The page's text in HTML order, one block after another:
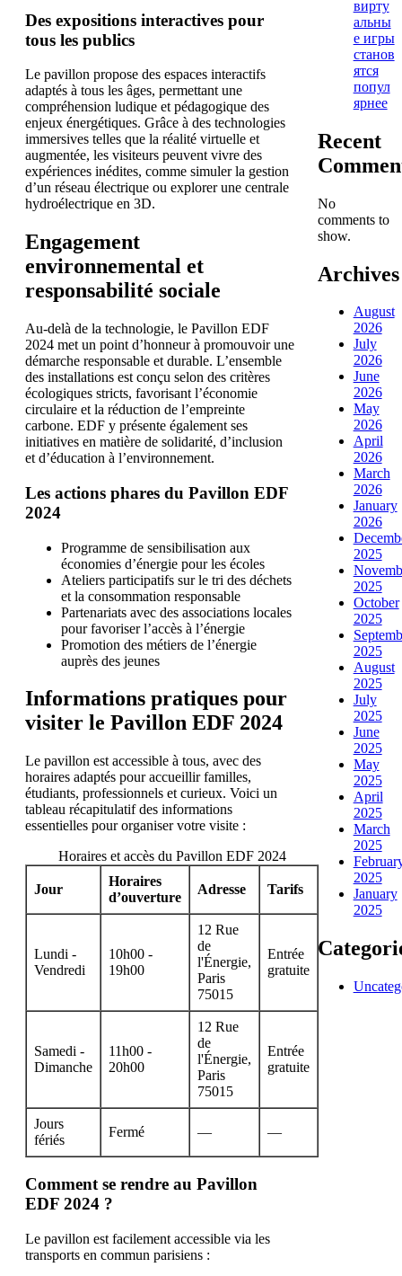
Des expositions interactives pour
tous les publics
Le pavillon propose des espaces interactifs
adaptés à tous les âges, permettant une
compréhension ludique et pédagogique des
enjeux énergétiques. Grâce à des technologies
immersives telles que la réalité virtuelle et
augmentée, les visiteurs peuvent vivre des
expériences inédites, comme simuler la gestion
d’un réseau électrique ou explorer une centrale
hydroélectrique en 3D.
Engagement
environnemental et
responsabilité sociale
Au-delà de la technologie, le Pavillon EDF
2024 met un point d’honneur à promouvoir une
démarche responsable et durable. L’ensemble
des installations est conçu selon des critères
écologiques stricts, favorisant l’économie
circulaire et la réduction de l’empreinte
carbone. EDF y présente également ses
initiatives en matière de solidarité, d’inclusion
et d’éducation à l’environnement.
Les actions phares du Pavillon EDF
2024
Programme de sensibilisation aux
économies d’énergie pour les écoles
Ateliers participatifs sur le tri des déchets
et la consommation responsable
Partenariats avec des associations locales
pour favoriser l’accès à l’énergie
Promotion des métiers de l’énergie
auprès des jeunes
Informations pratiques pour
visiter le Pavillon EDF 2024
Le pavillon est accessible à tous, avec des
horaires adaptés pour accueillir familles,
étudiants, professionnels et curieux. Voici un
tableau récapitulatif des informations
essentielles pour organiser votre visite :
Horaires et accès du Pavillon EDF 2024
Jour
Horaires
d’ouverture
Adresse Tarifs
Lundi -
Vendredi
10h00 -
19h00
12 Rue
de
l'Énergie,
Paris
75015
Entrée
gratuite
Samedi -
Dimanche
11h00 -
20h00
12 Rue
de
l'Énergie,
Paris
75015
Entrée
gratuite
Jours
fériés
Fermé — —
Comment se rendre au Pavillon
EDF 2024 ?
Le pavillon est facilement accessible via les
transports en commun parisiens :
вирту
альны
е игры
станов
ятся
попул
ярнее
Recent
No
comments to
show.
Archives
August
2026
July
2026
June
2026
May
2026
April
2026
March
2026
January
2026
2025
2025
October
2025
2025
August
2025
July
2025
June
2025
May
2025
April
2025
March
2025
2025
January
2025